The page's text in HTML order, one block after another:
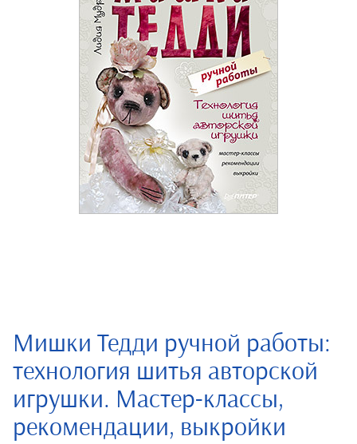
Мишки Тедди ручной работы:
технология шитья авторской
игрушки. Мастер-классы,
рекомендации, выкройки